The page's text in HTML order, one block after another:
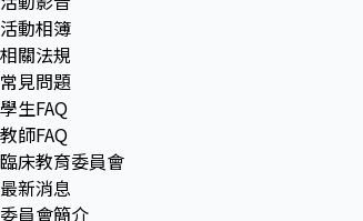
活動相簿
相關法規
常見問題
學生FAQ
教師FAQ
臨床教育委員會
最新消息
委員會簡介